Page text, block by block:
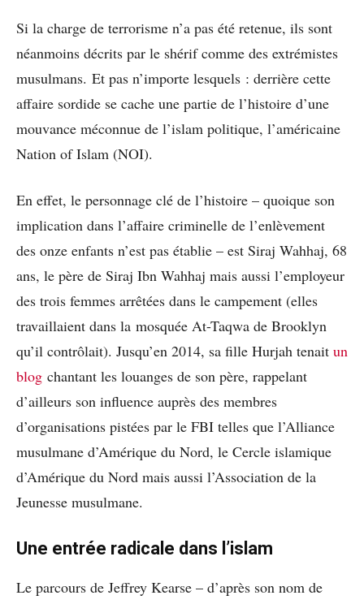
Si la charge de terrorisme n’a pas été retenue, ils sont
néanmoins décrits par le shérif comme des extrémistes
musulmans. Et pas n’importe lesquels : derrière cette
affaire sordide se cache une partie de l’histoire d’une
mouvance méconnue de l’islam politique, l’américaine
Nation of Islam (NOI).
En effet, le personnage clé de l’histoire – quoique son
implication dans l’affaire criminelle de l’enlèvement
des onze enfants n’est pas établie – est Siraj Wahhaj, 68
ans, le père de Siraj Ibn Wahhaj mais aussi l’employeur
des trois femmes arrêtées dans le campement (elles
travaillaient dans la mosquée At-Taqwa de Brooklyn
qu’il contrôlait). Jusqu’en 2014, sa fille Hurjah tenait un
blog chantant les louanges de son père, rappelant
d’ailleurs son influence auprès des membres
d’organisations pistées par le FBI telles que l’Alliance
musulmane d’Amérique du Nord, le Cercle islamique
d’Amérique du Nord mais aussi l’Association de la
Jeunesse musulmane.
Une entrée radicale dans l’islam
Le parcours de Jeffrey Kearse – d’après son nom de